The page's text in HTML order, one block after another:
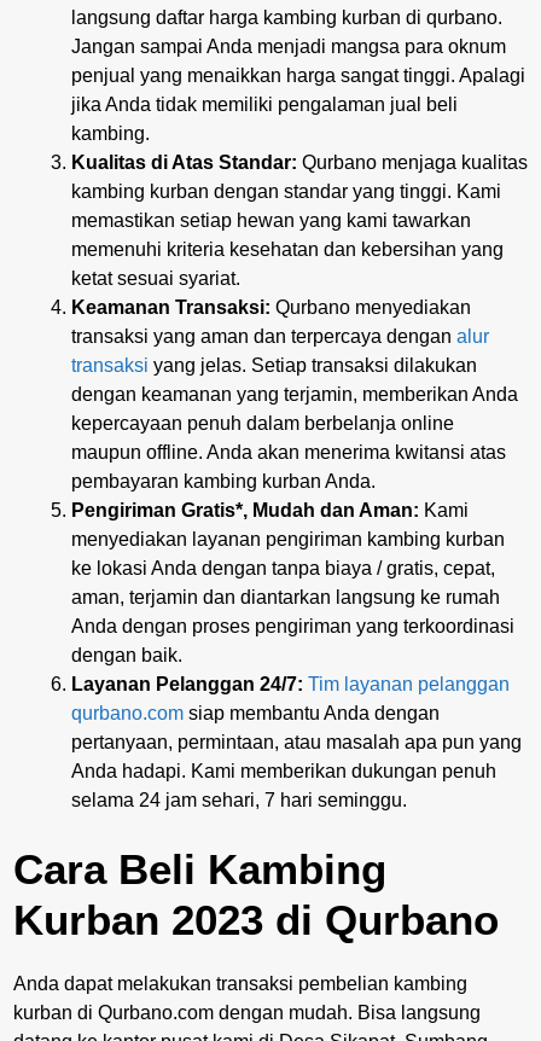
langsung daftar harga kambing kurban di qurbano.
Jangan sampai Anda menjadi mangsa para oknum
penjual yang menaikkan harga sangat tinggi. Apalagi
jika Anda tidak memiliki pengalaman jual beli
kambing.
Kualitas di Atas Standar: Qurbano menjaga kualitas
kambing kurban dengan standar yang tinggi. Kami
memastikan setiap hewan yang kami tawarkan
memenuhi kriteria kesehatan dan kebersihan yang
ketat sesuai syariat.
Keamanan Transaksi: Qurbano menyediakan
transaksi yang aman dan terpercaya dengan alur
transaksi yang jelas. Setiap transaksi dilakukan
dengan keamanan yang terjamin, memberikan Anda
kepercayaan penuh dalam berbelanja online
maupun offline. Anda akan menerima kwitansi atas
pembayaran kambing kurban Anda.
Pengiriman Gratis*, Mudah dan Aman: Kami
menyediakan layanan pengiriman kambing kurban
ke lokasi Anda dengan tanpa biaya / gratis, cepat,
aman, terjamin dan diantarkan langsung ke rumah
Anda dengan proses pengiriman yang terkoordinasi
dengan baik.
Layanan Pelanggan 24/7: Tim layanan pelanggan
qurbano.com siap membantu Anda dengan
pertanyaan, permintaan, atau masalah apa pun yang
Anda hadapi. Kami memberikan dukungan penuh
selama 24 jam sehari, 7 hari seminggu.
Cara Beli Kambing
Kurban 2023 di Qurbano
Anda dapat melakukan transaksi pembelian kambing
kurban di Qurbano.com dengan mudah. Bisa langsung